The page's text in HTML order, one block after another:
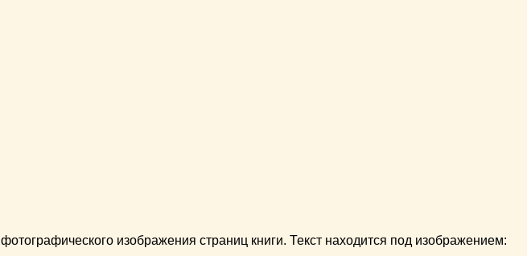
изображения страниц книги. Текст находится под изображением: